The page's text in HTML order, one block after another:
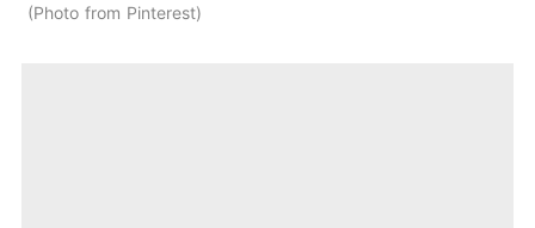
Photo from Pinterest